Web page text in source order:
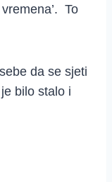
To
da se sjeti
bilo stalo i